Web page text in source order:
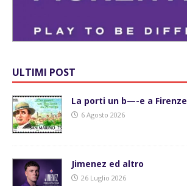
ULTIMI POST
La porti un b—-e a Firenze
6 Agosto 2026
Jimenez ed altro
26 Luglio 2026